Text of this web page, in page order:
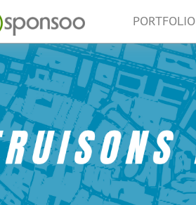
PORTFOLIO